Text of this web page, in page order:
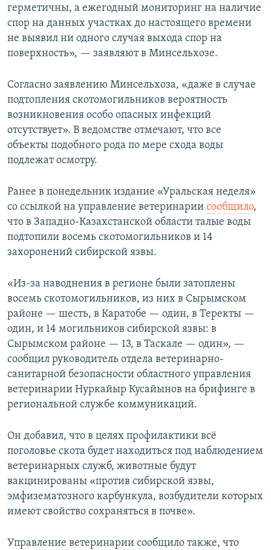
герметичны, а ежегодный мониторинг на наличие
спор на данных участках до настоящего времени
не выявил ни одного случая выхода спор на
поверхность», — заявляют в Минсельхозе.
Согласно заявлению Минсельхоза, «даже в случае
подтопления скотомогильников вероятность
возникновения особо опасных инфекций
отсутствует». В ведомстве отмечают, что все
объекты подобного рода по мере схода воды
подлежат осмотру.
Ранее в понедельник издание «Уральская неделя»
со ссылкой на управление ветеринарии сообщило,
что в Западно-Казахстанской области талые воды
подтопили восемь скотомогильников и 14
захоронений сибирской язвы.
«Из-за наводнения в регионе были затоплены
восемь скотомогильников, из них в Сырымском
районе — шесть, в Каратобе — один, в Теректы —
один, и 14 могильников сибирской язвы: в
Сырымском районе — 13, в Таскале — один», —
сообщил руководитель отдела ветеринарно-
санитарной безопасности областного управления
ветеринарии Нуркайыр Кусайынов на брифинге в
региональной службе коммуникаций.
Он добавил, что в целях профилактики всё
поголовье скота будет находиться под наблюдением
ветеринарных служб, животные будут
вакцинированы «против сибирской язвы,
эмфизематозного карбункула, возбудители которых
имеют свойство сохраняться в почве».
Управление ветеринарии сообщило также, что